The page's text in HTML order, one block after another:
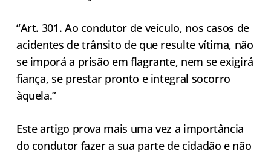
“Art. 301. Ao condutor de veículo, nos casos de
acidentes de trânsito de que resulte vítima, não
se imporá a prisão em flagrante, nem se exigirá
fiança, se prestar pronto e integral socorro
àquela.”
Este artigo prova mais uma vez a importância
do condutor fazer a sua parte de cidadão e não